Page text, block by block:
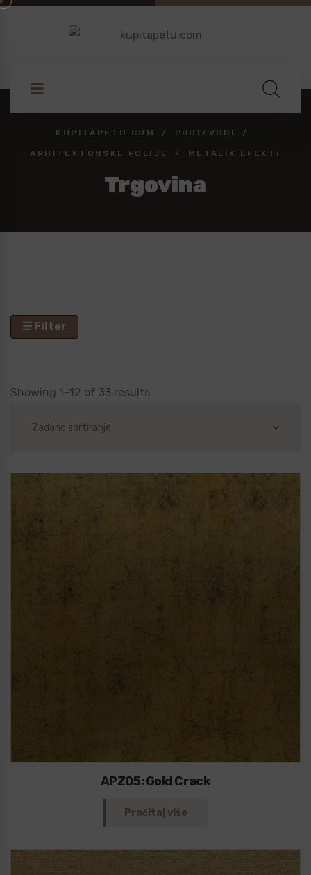
KUPITAPETU.COM PROIZVODI
ARHITEKTONSKE FOLIJE METALIK EFEKTI
Trgovina
☰ Filter
Showing 1–12 of 33 results
APZ05: Gold Crack
Pročitaj više